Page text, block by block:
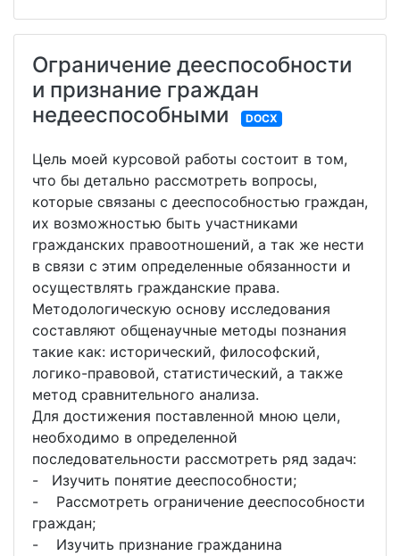
Ограничение дееспособности
и признание граждан
недееспособными
DOCX
Цель моей курсовой работы состоит в том,
что бы детально рассмотреть вопросы,
которые связаны с дееспособностью граждан,
их возможностью быть участниками
гражданских правоотношений, а так же нести
в связи с этим определенные обязанности и
осуществлять гражданские права.
Методологическую основу исследования
составляют общенаучные методы познания
такие как: исторический, философский,
логико-правовой, статистический, а также
метод сравнительного анализа.
Для достижения поставленной мною цели,
необходимо в определенной
последовательности рассмотреть ряд задач:
- Изучить понятие дееспособности;
- Рассмотреть ограничение дееспособности
граждан;
- Изучить признание гражданина